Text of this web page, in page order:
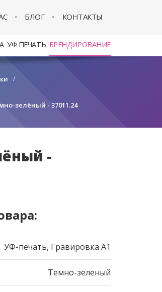
БЛОГ КОНТАКТЫ
УФ ПЕЧАТЬ БРЕНДИРОВАНИЕ
/
зелёный - 37011.24
-
УФ-печать, Гравировка А1
Темно-зеленый